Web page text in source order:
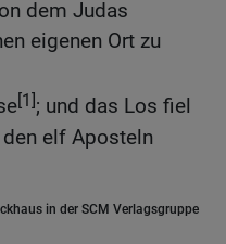
dem Judas
eigenen Ort zu
[1]; und das Los fiel
elf Aposteln
in der SCM Verlagsgruppe